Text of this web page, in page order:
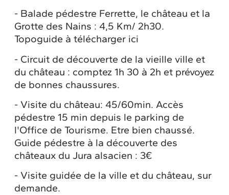
- Balade pédestre Ferrette, le château et la
Grotte des Nains : 4,5 Km/ 2h30.
Topoguide à télécharger ici
- Circuit de découverte de la vieille ville et
du château : comptez 1h 30 à 2h et prévoyez
de bonnes chaussures.
- Visite du château: 45/60min. Accès
pédestre 15 min depuis le parking de
l'Office de Tourisme. Etre bien chaussé.
Guide pédestre à la découverte des
châteaux du Jura alsacien : 3€
- Visite guidée de la ville et du château, sur
demande.